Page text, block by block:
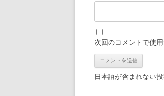
次回のコメントで使
日本語が含まれない